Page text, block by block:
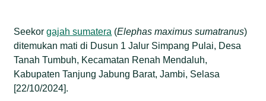
Seekorgajah sumatera (Elephas maximus sumatranus)
ditemukan mati di Dusun 1 Jalur Simpang Pulai, Desa
Tanah Tumbuh, Kecamatan Renah Mendaluh,
Kabupaten Tanjung Jabung Barat, Jambi, Selasa
[22/10/2024].